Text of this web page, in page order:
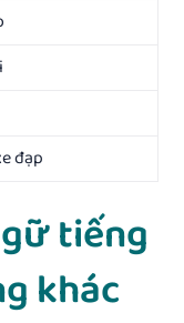
đạp
tiếng
khác